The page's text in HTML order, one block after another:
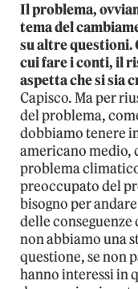
Il problema,
tema del
su altre questioni.
cui fare i conti, il
aspetta che si sia
Capisco. Ma per
del problema,
dobbiamo tenere
americano medio,
problema
preoccupato del
bisogno per
delle
non abbiamo una
questione, se non
hanno interessi in